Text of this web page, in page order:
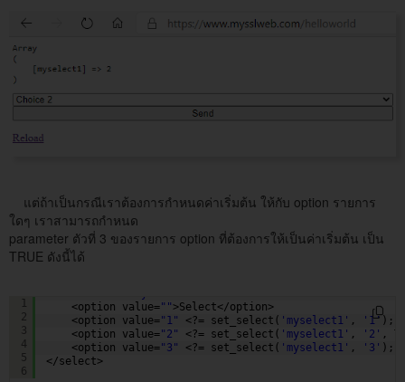
แต่ถ้าเป็นกรณีเราต้องการกำหนดค่าเริ่มต้น ให้กับ option รายการ
ใดๆ เราสามารถกำหนด
parameter ตัวที่ 3 ของรายการ option ที่ต้องการให้เป็นค่าเริ่มต้น เป็น
TRUE ดังนี้ได้
1
2
3
4
5
6
<option value="" >Select</option>
<option value="1" <?= set_select( 'myselect1' , '1' );
<option value="2" <?= set_select( 'myselect1' , '2' ,
<option value="3" <?= set_select( 'myselect1' , '3' );
</select>